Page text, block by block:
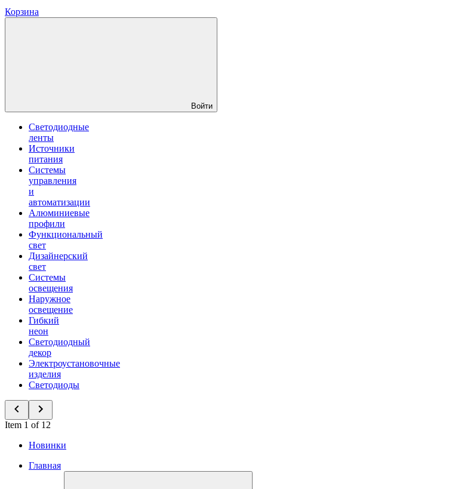
Корзина
Войти
Светодиодные
ленты
Источники
питания
Системы
управления
и
автоматизации
Алюминиевые
профили
Функциональный
свет
Дизайнерский
свет
Системы
освещения
Наружное
освещение
Гибкий
неон
Светодиодный
декор
Электроустановочные
изделия
Светодиоды
Item 1 of 12
Новинки
Главная